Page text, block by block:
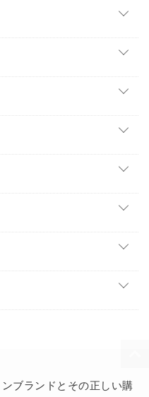
ブランドとその正しい購